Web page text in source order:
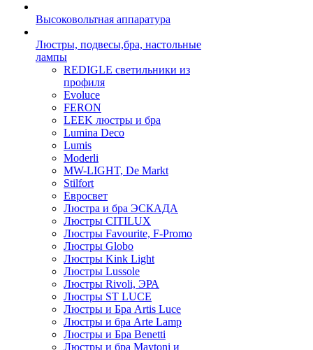
Высоковольтная аппаратура
Люстры, подвесы,бра, настольные
лампы
REDIGLE светильники из
профиля
Evoluce
FERON
LEEK люстры и бра
Lumina Deco
Lumis
Moderli
MW-LIGHT, De Markt
Stilfort
Евросвет
Люстра и бра ЭСКАДА
Люстры CITILUX
Люстры Favourite, F-Promo
Люстры Globo
Люстры Kink Light
Люстры Lussole
Люстры Rivoli, ЭРА
Люстры ST LUCE
Люстры и Бра Artis Luce
Люстры и бра Arte Lamp
Люстры и Бра Benetti
Люстры и бра Maytoni и